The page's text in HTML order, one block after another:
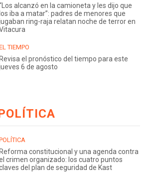
alcanzó en la camioneta y les dijo que
los iba a matar”: padres de menores que
ring-raja relatan noche de terror en
TIEMPO
Revisa el pronóstico del tiempo para este
6 de agosto
Reforma constitucional y una agenda contra
crimen organizado: los cuatro puntos
del plan de seguridad de Kast